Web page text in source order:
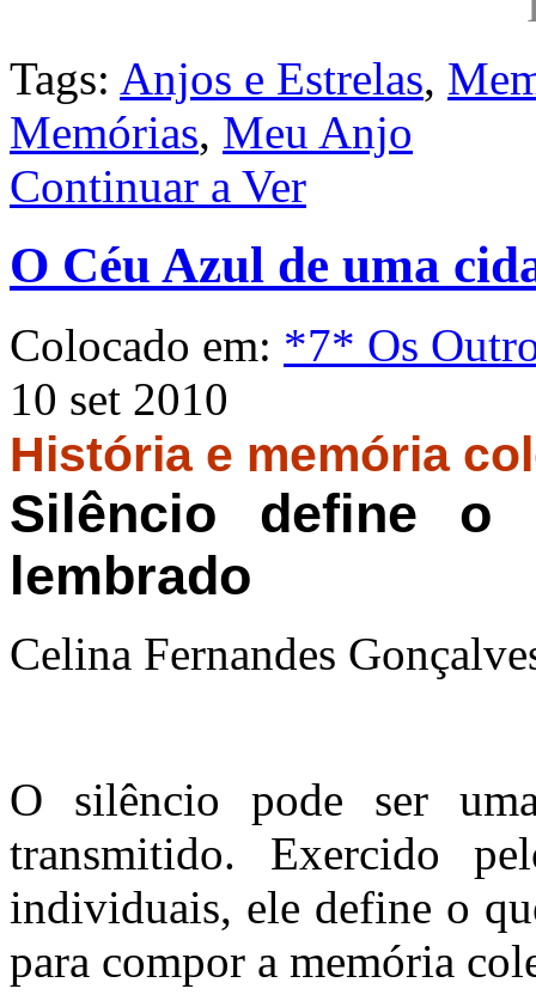
Tags: Anjos e Estrelas,
Memórias, Meu Anjo
Continuar a Ver
O Céu Azul de uma
Colocado em: *7* Os
10 set 2010
História e memória
Silêncio define
lembrado
Celina Fernandes
O silêncio pode ser
transmitido. Exercido
individuais, ele define o
para compor a memória